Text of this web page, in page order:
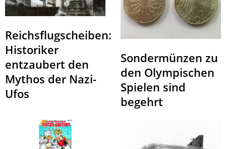
Reichsflugscheiben:
Historiker
entzaubert den
Mythos der Nazi-
Ufos
Sondermünzen zu
den Olympischen
Spielen sind
begehrt